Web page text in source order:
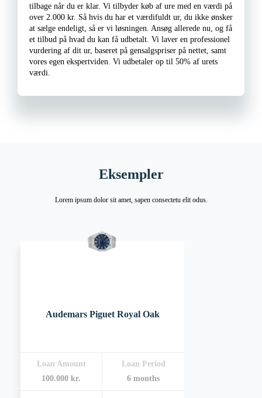
tilbage når du er klar. Vi tilbyder køb af ure med en værdi på
over 2.000 kr. Så hvis du har et værdifuldt ur, du ikke ønsker
at sælge endeligt, så er vi løsningen. Ansøg allerede nu, og få
et tilbud på hvad du kan få udbetalt. Vi laver en professionel
vurdering af dit ur, baseret på gensalgspriser på nettet, samt
vores egen ekspertviden. Vi udbetaler op til 50% af urets
værdi.
Eksempler
Lorem ipsum dolor sit amet, sapen consectetu elit odus.
Audemars Piguet Royal Oak
Loan Amount
100.000 kr.
Loan Period
6 months